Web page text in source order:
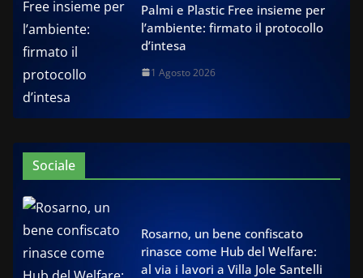
Palmi e Plastic Free insieme per
l’ambiente: firmato il protocollo
d’intesa
1 Agosto 2026
Sociale
Rosarno, un bene confiscato
rinasce come Hub del Welfare:
al via i lavori a Villa Jole Santelli